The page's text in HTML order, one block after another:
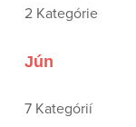
2 Kategórie
Jún
7 Kategórií